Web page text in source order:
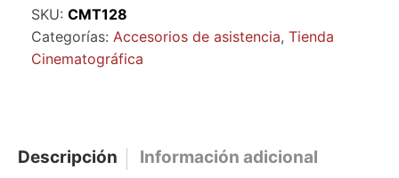
en
1
de
SKU: CMT128
Categorías: Accesorios de asistencia, Tienda
Cinematográfica
Descripción Información adicional